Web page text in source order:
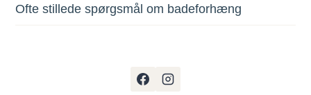
Ofte stillede spørgsmål om badeforhæng